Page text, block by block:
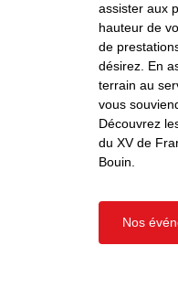
assister aux
hauteur de
de
désirez. En
terrain au
vous
Découvrez
du XV de
Bouin.
Nos